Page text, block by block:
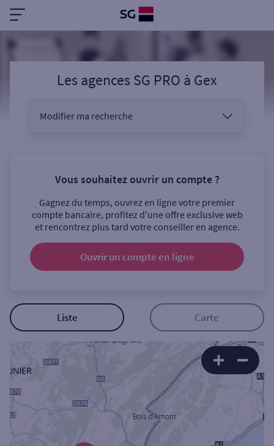
Les agences SG PRO à Gex
Modifier ma recherche
Sélectionnez votre recherche
Ouverte le samedi
Coffre-fort
Ville / Code postal
Vous souhaitez ouvrir un compte ?
Gagnez du temps, ouvrez en ligne votre premier
compte bancaire, profitez d'une offre exclusive web
et rencontrez plus tard votre conseiller en agence.
Ouvrir un compte en ligne
Liste Carte